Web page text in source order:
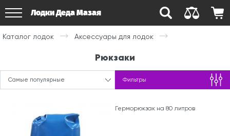
Лодки Деда Мазая
Каталог лодок Аксессуары для лодок
Рюкзаки
Самые популярные Фильтры
Герморюкзак на 80 литров